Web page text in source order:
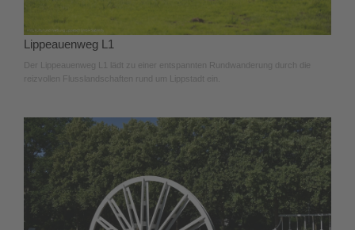
Lippeauenweg L1
Der Lippeauenweg L1 lädt zu einer entspannten Rundwanderung durch die
reizvollen Flusslandschaften rund um Lippstadt ein.